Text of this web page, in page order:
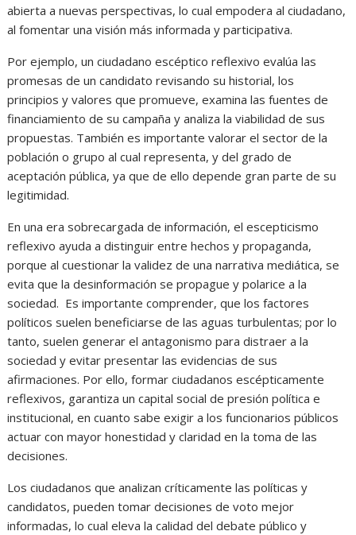
abierta a nuevas perspectivas, lo cual empodera al ciudadano,
al fomentar una visión más informada y participativa.
Por ejemplo, un ciudadano escéptico reflexivo evalúa las
promesas de un candidato revisando su historial, los
principios y valores que promueve, examina las fuentes de
financiamiento de su campaña y analiza la viabilidad de sus
propuestas. También es importante valorar el sector de la
población o grupo al cual representa, y del grado de
aceptación pública, ya que de ello depende gran parte de su
legitimidad.
En una era sobrecargada de información, el escepticismo
reflexivo ayuda a distinguir entre hechos y propaganda,
porque al cuestionar la validez de una narrativa mediática, se
evita que la desinformación se propague y polarice a la
sociedad. Es importante comprender, que los factores
políticos suelen beneficiarse de las aguas turbulentas; por lo
tanto, suelen generar el antagonismo para distraer a la
sociedad y evitar presentar las evidencias de sus
afirmaciones. Por ello, formar ciudadanos escépticamente
reflexivos, garantiza un capital social de presión política e
institucional, en cuanto sabe exigir a los funcionarios públicos
actuar con mayor honestidad y claridad en la toma de las
decisiones.
Los ciudadanos que analizan críticamente las políticas y
candidatos, pueden tomar decisiones de voto mejor
informadas, lo cual eleva la calidad del debate público y